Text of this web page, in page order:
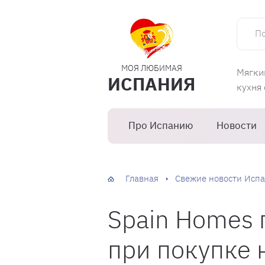
МОЯ ЛЮБИМАЯ
ИСПАНИЯ
Поиск
Про Испанию Новости
Главная Свежие новости
Spain
при